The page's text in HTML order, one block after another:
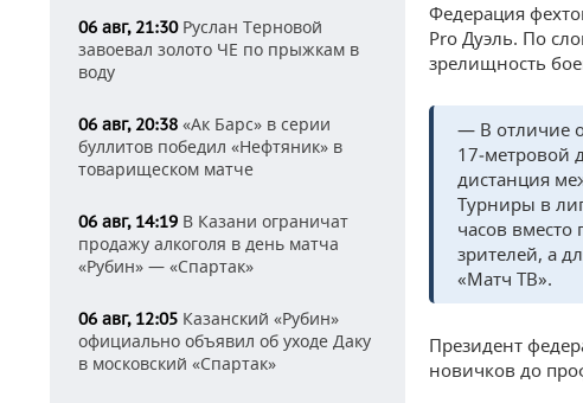
06 авг, 21:30Руслан Терновой
завоевал золото ЧЕ по прыжкам в
воду
06 авг, 20:38 «Ак Барс» в серии
буллитов победил «Нефтяник» в
товарищеском матче
06 авг, 14:19 В Казани ограничат
продажу алкоголя в день матча
«Рубин» — «Спартак»
06 авг, 12:05 Казанский «Рубин»
официально объявил об уходе Даку
в московский «Спартак»
Федерация
Pro Дуэль. По
зрелищность
— В отличие
17‑метровой
дистанция
Турниры в
часов вместо
зрителей, а
«Матч ТВ».
Президент
новичков до